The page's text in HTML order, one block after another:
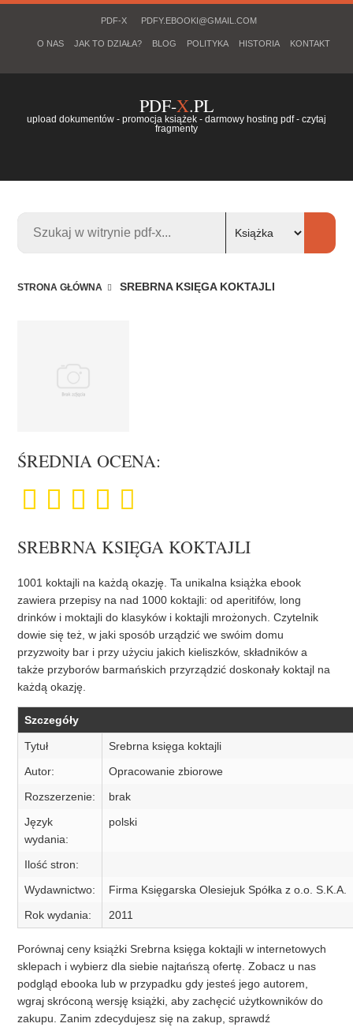
PDF-X PDFY.EBOOKI@GMAIL.COM
O NAS JAK TO DZIAŁA? BLOG POLITYKA HISTORIA KONTAKT
PDF-X.PL
upload dokumentów - promocja książek - darmowy hosting pdf - czytaj
fragmenty
STRONA GŁÓWNA SREBRNA KSIĘGA KOKTAJLI
ŚREDNIA OCENA:
SREBRNA KSIĘGA KOKTAJLI
1001 koktajli na każdą okazję. Ta unikalna książka ebook
zawiera przepisy na nad 1000 koktajli: od aperitifów, long
drinków i moktajli do klasyków i koktajli mrożonych. Czytelnik
dowie się też, w jaki sposób urządzić we swóim domu
przyzwoity bar i przy użyciu jakich kieliszków, składników a
także przyborów barmańskich przyrządzić doskonały koktajl na
każdą okazję.
Szczegóły
Tytuł
Srebrna księga koktajli
Autor:
Opracowanie zbiorowe
Rozszerzenie:
brak
Język
wydania:
polski
Ilość stron:
Wydawnictwo:
Firma Księgarska Olesiejuk Spółka z o.o. S.K.A.
Rok wydania:
2011
Porównaj ceny książki Srebrna księga koktajli w internetowych
sklepach i wybierz dla siebie najtańszą ofertę. Zobacz u nas
podgląd ebooka lub w przypadku gdy jesteś jego autorem,
wgraj skróconą wersję książki, aby zachęcić użytkowników do
zakupu. Zanim zdecydujesz się na zakup, sprawdź